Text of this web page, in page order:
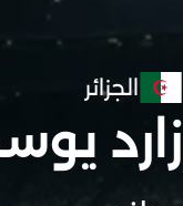
الجزائر
زارد